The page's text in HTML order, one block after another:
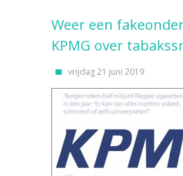
Weer een
KPMG over
vrijdag 21 juni 2019